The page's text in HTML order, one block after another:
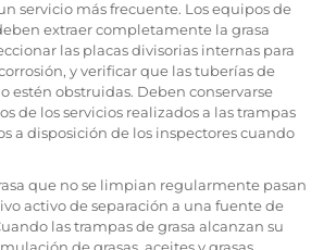
servicio más frecuente. Los equipos de
extraer completamente la grasa
las placas divisorias internas para
y verificar que las tuberías de
estén obstruidas. Deben conservarse
de los servicios realizados a las trampas
a disposición de los inspectores cuando
que no se limpian regularmente pasan
activo de separación a una fuente de
las trampas de grasa alcanzan su